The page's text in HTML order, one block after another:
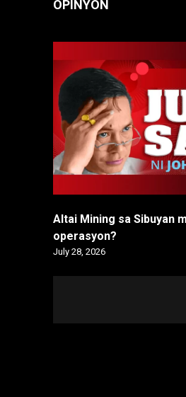
OPINYON
Altai Mining sa Sibuyan
operasyon?
July 28, 2026